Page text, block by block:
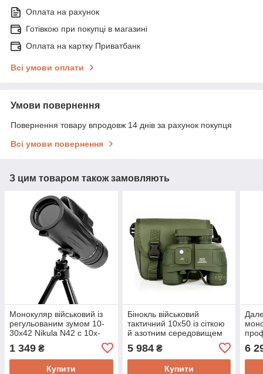
Оплата на рахунок
Готівкою при покупці в магазині
Оплата на картку Приватбанк
Всі умови оплати
Умови повернення
Повернення товару впродовж 14 днів за рахунок покупця
Всі умови повернення
З цим товаром також замовляють
Монокуляр військовий із
регульованим зумом 10-
30x42 Nikula N42 c 10x-
лінзи
1 349 ₴
Купити
Бінокль військовий
тактичний 10x50 із сіткою
й азотним середовищем
наближенням, система
призм PORRO
5 984₴
Купити
6